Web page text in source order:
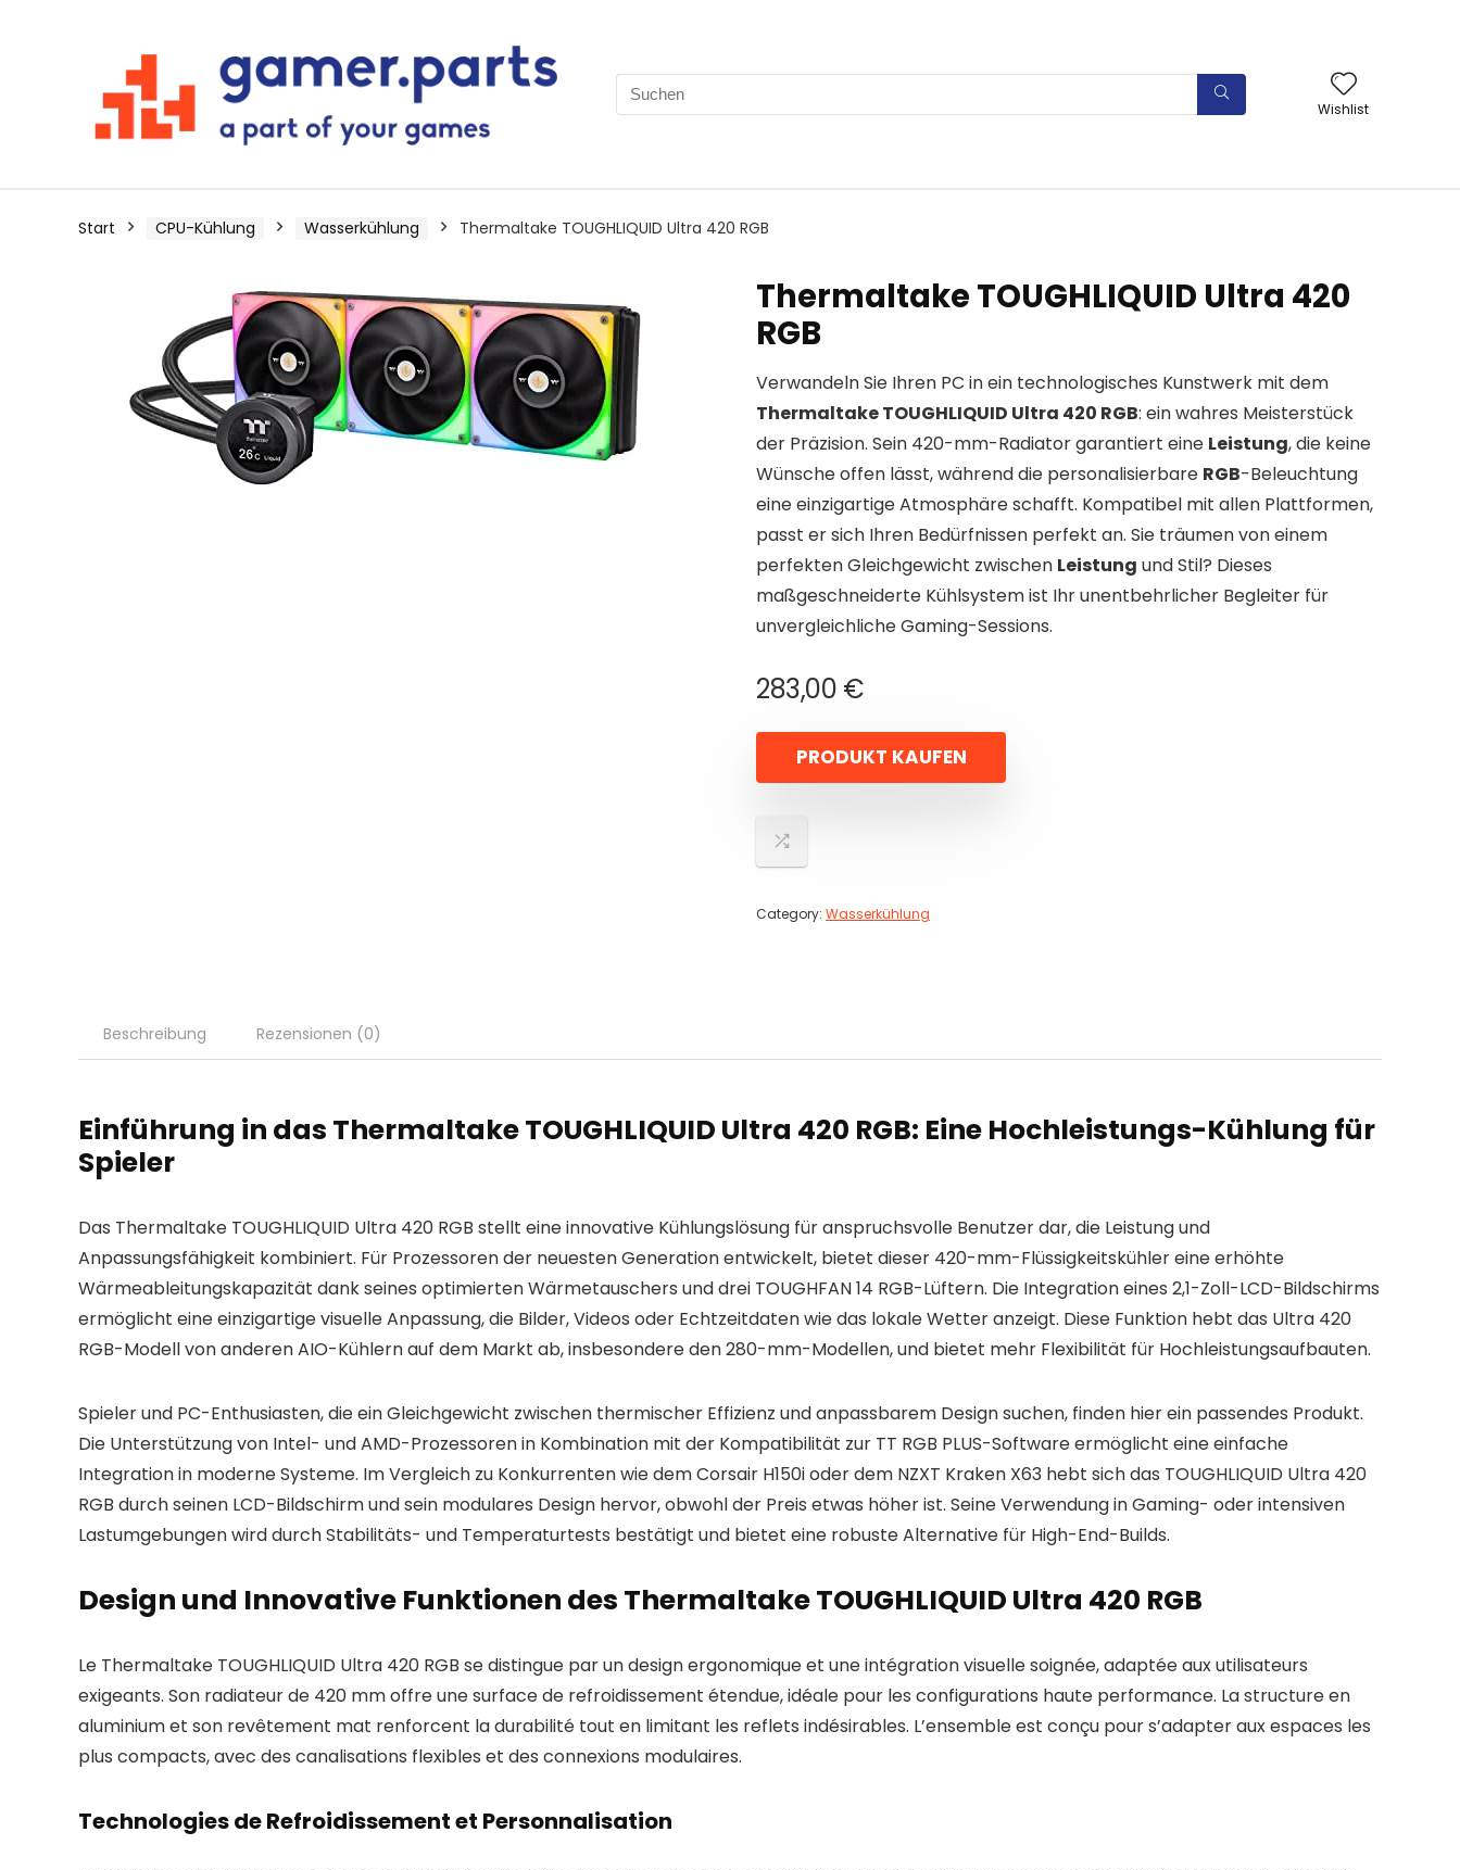
Search
for:
Wishlist
Start CPU-Kühlung Wasserkühlung Thermaltake TOUGHLIQUID Ultra 420 RGB
Thermaltake TOUGHLIQUID Ultra 420
RGB
Verwandeln Sie Ihren PC in ein technologisches Kunstwerk mit dem
Thermaltake TOUGHLIQUID Ultra 420 RGB: ein wahres Meisterstück
der Präzision. Sein 420-mm-Radiator garantiert eine Leistung, die keine
Wünsche offen lässt, während die personalisierbare RGB-Beleuchtung
eine einzigartige Atmosphäre schafft. Kompatibel mit allen Plattformen,
passt er sich Ihren Bedürfnissen perfekt an. Sie träumen von einem
perfekten Gleichgewicht zwischen Leistung und Stil? Dieses
maßgeschneiderte Kühlsystem ist Ihr unentbehrlicher Begleiter für
unvergleichliche Gaming-Sessions.
283,00 €
PRODUKT KAUFEN
Category: Wasserkühlung
Beschreibung Rezensionen (0)
Einführung in das Thermaltake TOUGHLIQUID Ultra 420 RGB: Eine Hochleistungs-Kühlung für
Spieler
Das Thermaltake TOUGHLIQUID Ultra 420 RGB stellt eine innovative Kühlungslösung für anspruchsvolle Benutzer dar, die Leistung und
Anpassungsfähigkeit kombiniert. Für Prozessoren der neuesten Generation entwickelt, bietet dieser 420-mm-Flüssigkeitskühler eine erhöhte
Wärmeableitungskapazität dank seines optimierten Wärmetauschers und drei TOUGHFAN 14 RGB-Lüftern. Die Integration eines 2,1-Zoll-LCD-Bildschirms
ermöglicht eine einzigartige visuelle Anpassung, die Bilder, Videos oder Echtzeitdaten wie das lokale Wetter anzeigt. Diese Funktion hebt das Ultra 420
RGB-Modell von anderen AIO-Kühlern auf dem Markt ab, insbesondere den 280-mm-Modellen, und bietet mehr Flexibilität für Hochleistungsaufbauten.
Spieler und PC-Enthusiasten, die ein Gleichgewicht zwischen thermischer Effizienz und anpassbarem Design suchen, finden hier ein passendes Produkt.
Die Unterstützung von Intel- und AMD-Prozessoren in Kombination mit der Kompatibilität zur TT RGB PLUS-Software ermöglicht eine einfache
Integration in moderne Systeme. Im Vergleich zu Konkurrenten wie dem Corsair H150i oder dem NZXT Kraken X63 hebt sich das TOUGHLIQUID Ultra 420
RGB durch seinen LCD-Bildschirm und sein modulares Design hervor, obwohl der Preis etwas höher ist. Seine Verwendung in Gaming- oder intensiven
Lastumgebungen wird durch Stabilitäts- und Temperaturtests bestätigt und bietet eine robuste Alternative für High-End-Builds.
Design und Innovative Funktionen des Thermaltake TOUGHLIQUID Ultra 420 RGB
Le Thermaltake TOUGHLIQUID Ultra 420 RGB se distingue par un design ergonomique et une intégration visuelle soignée, adaptée aux utilisateurs
exigeants. Son radiateur de 420 mm offre une surface de refroidissement étendue, idéale pour les configurations haute performance. La structure en
aluminium et son revêtement mat renforcent la durabilité tout en limitant les reflets indésirables. L’ensemble est conçu pour s’adapter aux espaces les
plus compacts, avec des canalisations flexibles et des connexions modulaires.
Technologies de Refroidissement et Personnalisation